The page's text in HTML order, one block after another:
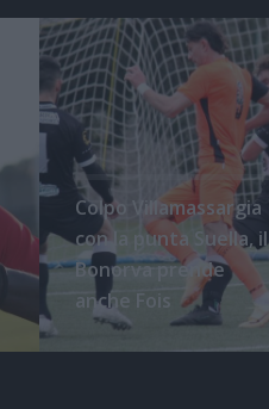
Colpo Villamassargia
con la punta Suella, il
Bonorva prende
anche Fois